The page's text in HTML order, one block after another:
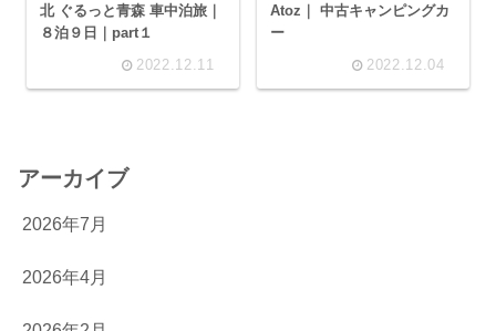
北 ぐるっと青森 車中泊旅｜
８泊９日｜part１
2022.12.11
Atoz｜ 中古キャンピングカ
ー
2022.12.04
アーカイブ
2026年7月
2026年4月